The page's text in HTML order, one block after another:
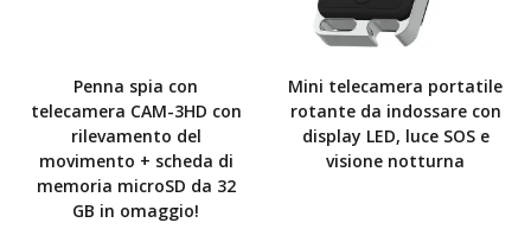
Penna spia con
telecamera CAM-3HD con
rilevamento del
movimento + scheda di
memoria microSD da 32
GB in omaggio!
Mini telecamera portatile
rotante da indossare con
display LED, luce SOS e
visione notturna